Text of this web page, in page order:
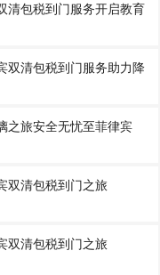
清包税到门服务开启教育
双清包税到门服务助力降
之旅安全无忧至菲律宾
双清包税到门之旅
双清包税到门之旅